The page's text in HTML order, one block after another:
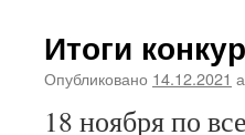
Итоги
Опубликовано 14.12.2021
18 ноября по